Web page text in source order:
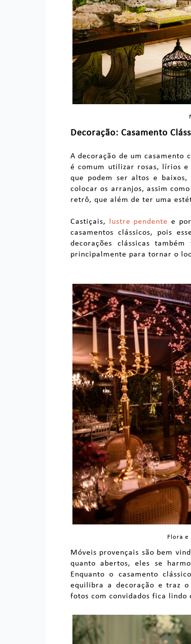
Decoração: Casamento
A decoração de um casamento
é comum utilizar rosas, lírios e
que podem ser altos e
colocar os arranjos, assim
retrô, que além de ter uma
Castiçais, lustre pendente e
casamentos clássicos, pois
decorações clássicas
principalmente para tornar o
Flora e
Móveis provençais são bem
quanto abertos, eles se
Enquanto o casamento
equilibra a decoração e traz
fotos com convidados fica lindo